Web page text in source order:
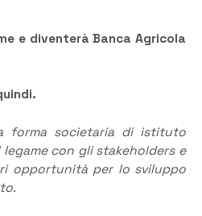
e diventerà Banca Agricola
forma societaria di istituto
con gli stakeholders e
opportunità per lo sviluppo